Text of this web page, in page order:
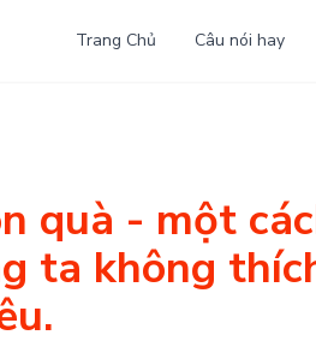
Trang Chủ Câu nói hay
quà - một
ta không